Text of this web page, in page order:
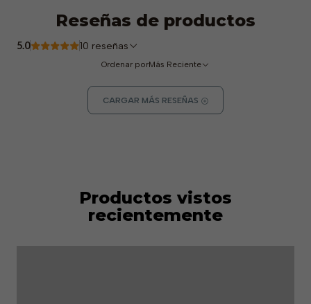
Reseñas de productos
5.0 10 reseñas
Ordenar porMás Reciente
CARGAR MÁS RESEÑAS
Productos vistos
recientemente